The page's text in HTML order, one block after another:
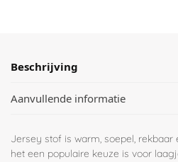
Beschrijving
Aanvullende informatie
Jersey stof is warm, soepel, rekbaar
het een populaire keuze is voor